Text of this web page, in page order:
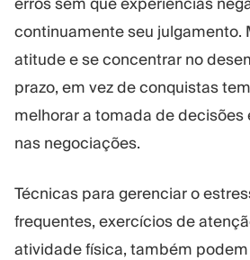
continuamente seu julgamento.
atitude e se concentrar no
prazo, em vez de conquistas
melhorar a tomada de decisões
nas negociações.
Técnicas para gerenciar o
frequentes, exercícios de
atividade física, também